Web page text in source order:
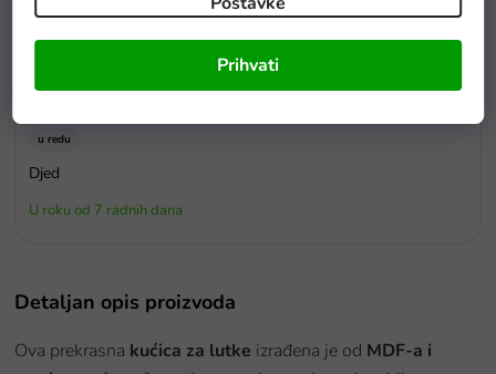
Prihvati
u redu
Djed
U roku od 7 radnih dana
Detaljan opis proizvoda
Ova prekrasna kućica za lutke izrađena je od MDF-a i